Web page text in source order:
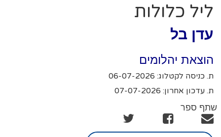
ליל כלולות
עדן בל
הוצאת יהלומים
ת. כניסה לקטלוג: 06-07-2026
ת. עדכון אחרון: 07-07-2026
שתף ספר